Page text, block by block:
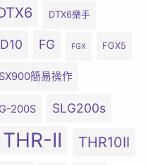
DTX6樂手
FG FGX FGX5
簡易操作
200S SLG200s
THR-II THR10II